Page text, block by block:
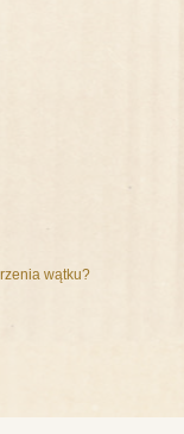
wątku?